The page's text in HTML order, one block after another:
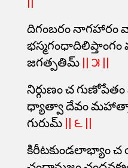
దిగంబరం నాగహారం
జగత్పతిమ్ || ౫ ||
నిర్గుణం చ
ధ్యాత్వా దేవం
గురుమ్ || ౬ ||
కిరీటకుండలాభ్యాం చ